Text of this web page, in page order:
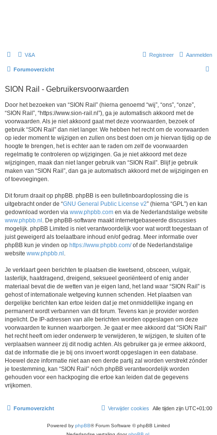
V&A Aanmelden
Registreer
Forumoverzicht
SION Rail - Gebruikersvoorwaarden
Door het bezoeken van “SION Rail” (hierna genoemd “wij”, “ons”, “onze”,
“SION Rail”, “https://www.sion-rail.nl”), ga je automatisch akkoord met de
voorwaarden. Als je niet akkoord gaat met deze voorwaarden, bezoek of
gebruik “SION Rail” dan niet langer. We hebben het recht om de voorwaarden
op ieder moment te wijzigen en zullen ons best doen om je hiervan tijdig op de
hoogte te brengen, het is echter aan te raden om zelf de voorwaarden
regelmatig te controleren op wijzigingen. Ga je niet akkoord met deze
wijzigingen, maak dan niet langer gebruik van “SION Rail”. Blijf je gebruik
maken van “SION Rail”, dan ga je automatisch akkoord met de wijzigingen en
of toevoegingen.
Dit forum draait op phpBB. phpBB is een bulletinboardoplossing die is
uitgebracht onder de “GNU General Public License v2” (hierna “GPL”) en kan
gedownload worden via www.phpbb.com en via de Nederlandstalige website
www.phpbb.nl . De phpBB-software maakt internetgebaseerde discussies
mogelijk. phpBB Limited is niet verantwoordelijk voor wat wordt toegestaan of
juist geweigerd als toelaatbare inhoud en/of gedrag. Meer informatie over
phpBB kun je vinden op https://www.phpbb.com/of de Nederlandstalige
website www.phpbb.nl
Je verklaart geen berichten te plaatsen die kwetsend, obsceen, vulgair,
lasterlijk, haatdragend, dreigend, seksueel georiënteerd of enig ander
materiaal bevat die de wetten van je eigen land, het land waar “SION Rail” is
gehost of internationale wetgeving kunnen schenden. Het plaatsen van
dergelijke berichten kan ertoe leiden dat je met onmiddellijke ingang en
permanent wordt verbannen van dit forum. Tevens kan je provider worden
ingelicht. De IP-adressen van alle berichten worden opgeslagen om deze
voorwaarden te kunnen waarborgen. Je gaat er mee akkoord dat “SION Rail”
het recht heeft om ieder onderwerp te verwijderen, te wijzigen, te sluiten of te
verplaatsen wanneer zij dit nodig achten. Als gebruiker ga je ermee akkoord,
dat de informatie die je bij ons invoert wordt opgeslagen in een database.
Hoewel deze informatie niet aan een derde partij zal worden verstrekt zónder
je toestemming, kan “SION Rail” nóch phpBB verantwoordelijk worden
gehouden voor een hackpoging die ertoe kan leiden dat de gegevens
vrijkomen.
Forumoverzicht Alle tijden zijn UTC+01:00
Verwijder cookies
Powered by phpBB® Forum Software © phpBB Limited